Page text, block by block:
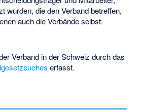
wurden, die den Verband betreffen,
auch die Verbände selbst.
Verband in der Schweiz durch das
erfasst.